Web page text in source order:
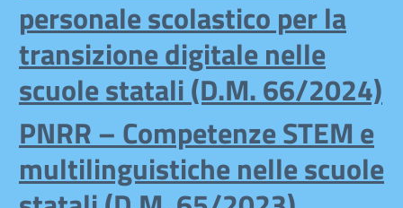
personale scolastico per la
transizione digitale nelle
scuole statali (D.M. 66/2024)
PNRR – Competenze STEM e
multilinguistiche nelle scuole